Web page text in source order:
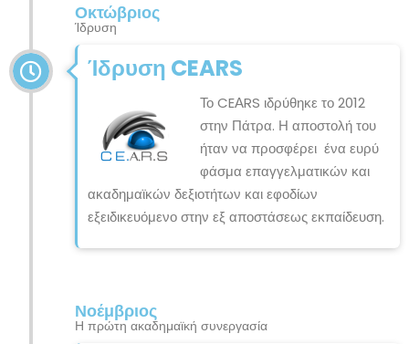
Οκτώβριος
Ίδρυση
Ίδρυση CEARS
Το CEΑRS ιδρύθηκε το 2012
στην Πάτρα. Η αποστολή του
ήταν να προσφέρει ένα ευρύ
φάσμα επαγγελματικών και
ακαδημαϊκών δεξιοτήτων και εφοδίων
εξειδικευόμενο στην εξ αποστάσεως εκπαίδευση.
Νοέμβριος
Η πρώτη ακαδημαϊκή συνεργασία